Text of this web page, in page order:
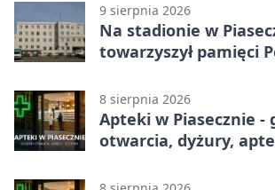
9 sierpnia 2026
Na stadionie w
towarzyszył pamięci
8 sierpnia 2026
Apteki w Piasecznie -
otwarcia, dyżury,